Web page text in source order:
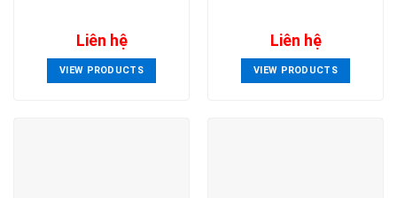
Liên hệ
VIEW PRODUCTS
Liên hệ
VIEW PRODUCTS